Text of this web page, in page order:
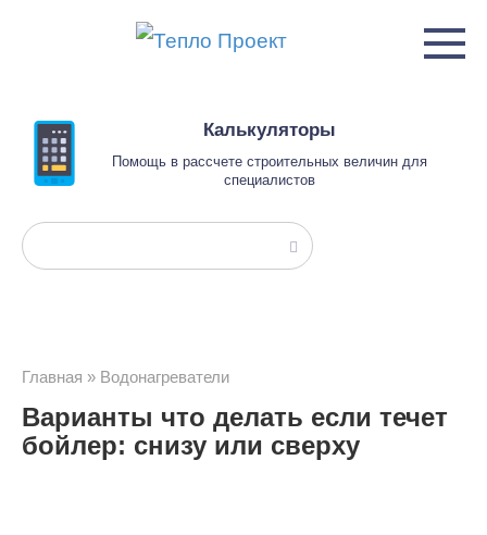
Калькуляторы
Помощь в рассчете строительных величин для
специалистов
Поиск:
Главная » Водонагреватели
Варианты что делать если течет
бойлер: снизу или сверху